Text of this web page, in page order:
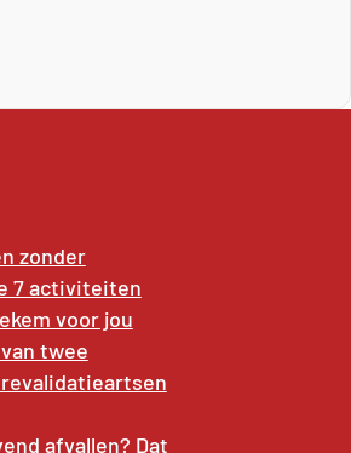
zonder
7 activiteiten
voor jou
twee
afvallen? Dat